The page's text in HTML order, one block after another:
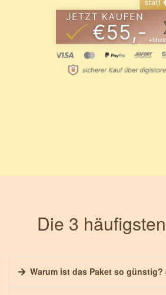
Die 3
Warum ist das Paket so günstig?